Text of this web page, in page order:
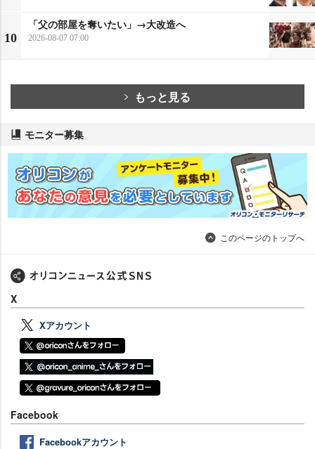
10
「父の部屋を奪いたい」→大改造へ
2026-08-07 07:00
もっと見る
モニター募集
このページのトップへ
X
Xアカウント
Facebook
Facebookアカウント